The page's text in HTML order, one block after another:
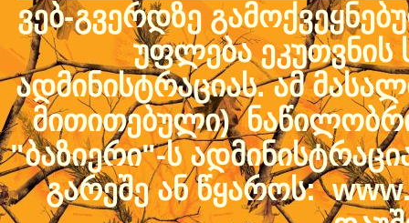
ვებ-გვერდზე
უფლება ეკუთვნის
ადმინისტრაციას. ამ
მითითებული)
"ბაზიერი"-ს
გარეშე ან წყაროს: